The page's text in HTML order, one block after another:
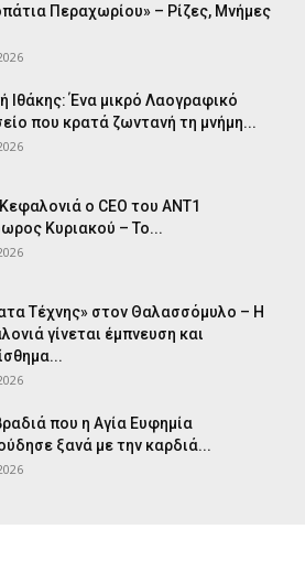
Περαχωρίου» – Ρίζες, Μνήμες
Ιθάκης: Ένα μικρό Λαογραφικό
που κρατά ζωντανή τη μνήμη...
ο CEO του ANT1
Κυριακού – Το...
Τέχνης» στον Θαλασσόμυλο – Η
γίνεται έμπνευση και
που η Αγία Ευφημία
ξανά με την καρδιά...